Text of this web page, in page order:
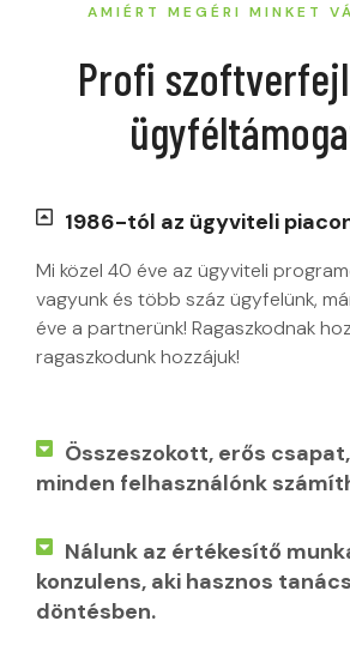
AMIÉRT MEGÉRI MINKET
Profi
1986-tól az ügyviteli
Mi közel 40 éve az ügyviteli
vagyunk és több száz ügyfelünk,
éve a partnerünk! Ragaszkodnak
ragaszkodunk hozzájuk!
Összeszokott, erős
minden felhasználónk
Nálunk az értékesítő
konzulens, aki hasznos
döntésben.